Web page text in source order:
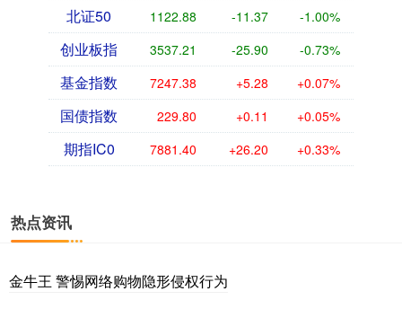
北证50 1122.88 -11.37 -1.00%
创业板指 3537.21 -25.90 -0.73%
基金指数 7247.38 +5.28 +0.07%
国债指数 229.80 +0.11 +0.05%
期指IC0 7881.40 +26.20 +0.33%
热点资讯
金牛王 警惕网络购物隐形侵权行为